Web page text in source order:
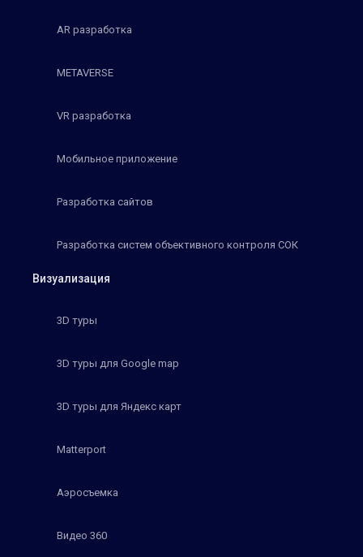
AR разработка
METAVERSE
VR разработка
Мобильное приложение
Разработка сайтов
Разработка систем объективного контроля СОК
Визуализация
3D туры
3D туры для Google map
3D туры для Яндекс карт
Matterport
Аэросъемка
Видео 360